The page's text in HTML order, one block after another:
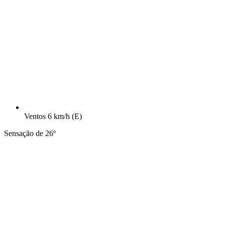
Ventos 6 km/h (E)
Sensação de 26º